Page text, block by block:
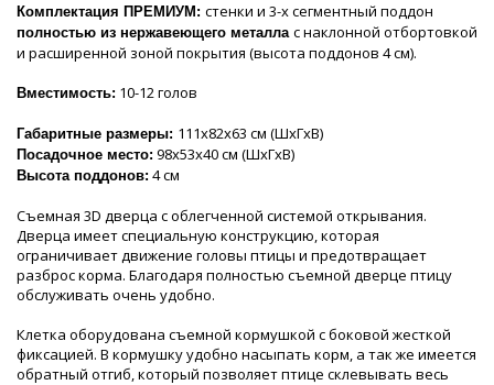
Комплектация ПРЕМИУМ: стенки и 3-х сегментный поддон
полностью из нержавеющего металла с наклонной отбортовкой
и расширенной зоной покрытия (высота поддонов 4 см).
Вместимость: 10-12 голов
Габаритные размеры: 111х82х63 см (ШхГхВ)
Посадочное место: 98х53х40 см (ШхГхВ)
Высота поддонов: 4 см
Съемная 3D дверца с облегченной системой открывания.
Дверца имеет специальную конструкцию, которая
ограничивает движение головы птицы и предотвращает
разброс корма. Благодаря полностью съемной дверце птицу
обслуживать очень удобно.
Клетка оборудована съемной кормушкой с боковой жесткой
фиксацией. В кормушку удобно насыпать корм, а так же имеется
обратный отгиб, который позволяет птице склевывать весь